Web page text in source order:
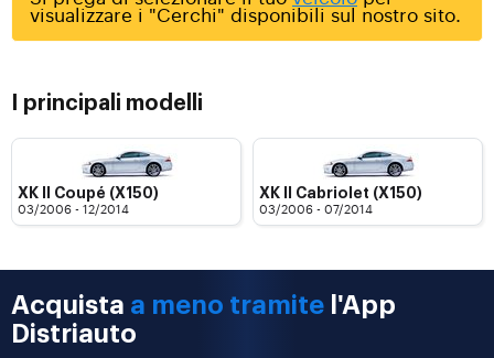
visualizzare i "Cerchi" disponibili sul nostro sito.
I principali modelli
XK II Coupé (X150)
03/2006 - 12/2014
XK II Cabriolet (X150)
03/2006 - 07/2014
Acquista a meno tramite l'App
Distriauto